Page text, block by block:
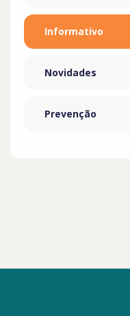
Informativo
Novidades
Prevenção